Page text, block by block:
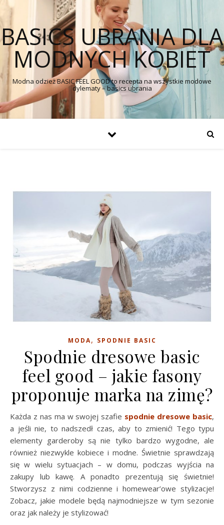
BASICS UBRANIA DLA
MODNYCH KOBIET
Modna odzież BASIC FEEL GOOD to recepta na wszystkie modowe
dylematy – basics ubrania
MODA, SPODNIE BASIC
Spodnie dresowe basic
feel good – jakie fasony
proponuje marka na zimę?
Każda z nas ma w swojej szafie spodnie dresowe basic,
a jeśli nie, to nadszedł czas, aby to zmienić! Tego typu
elementy garderoby są nie tylko bardzo wygodne, ale
również niezwykle kobiece i modne. Świetnie sprawdzają
się w wielu sytuacjach – w domu, podczas wyjścia na
zakupy lub kawę. A ponadto prezentują się świetnie!
Stworzysz z nimi codzienne i homewear’owe stylizacje!
Zobacz, jakie modele będą najmodniejsze w tym sezonie
oraz jak należy je stylizować!